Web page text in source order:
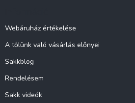
Webáruház értékelése
A tőlünk való vásárlás előnyei
Sakkblog
Rendelésem
Sakk videók